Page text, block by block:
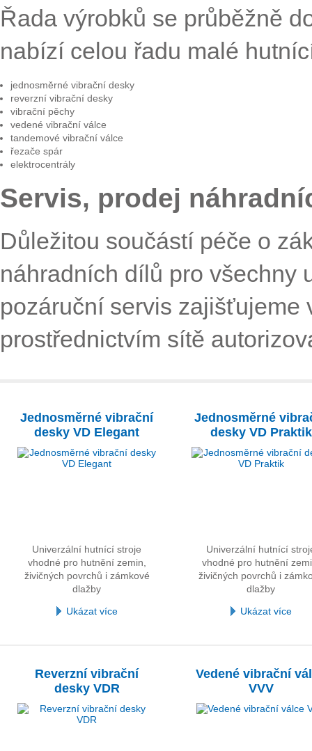
Řada výrobků se průběžně
nabízí celou řadu malé
jednosměrné vibrační desky
reverzní vibrační desky
vibrační pěchy
vedené vibrační válce
tandemové vibrační válce
řezače spár
elektrocentrály
Servis, prodej
Důležitou součástí péče o
náhradních dílů pro všechny
pozáruční servis zajišťujeme
prostřednictvím sítě
Jednosměrné vibrační
desky VD Elegant
Univerzální hutnící stroje
vhodné pro hutnění zemin,
živičných povrchů i zámkové
dlažby
Ukázat více
Jednosměrné
desky VD Praktik
Univerzální hutnící
vhodné pro hutnění
živičných povrchů i
dlažby
Ukázat více
Reverzní vibrační
desky VDR
Vedené vibrační
VVV